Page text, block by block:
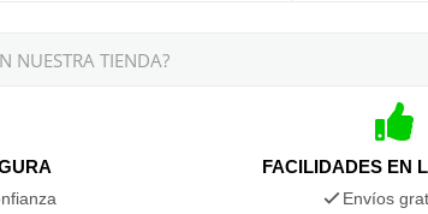
NUESTRA TIENDA?
FACILIDADES EN
Envíos